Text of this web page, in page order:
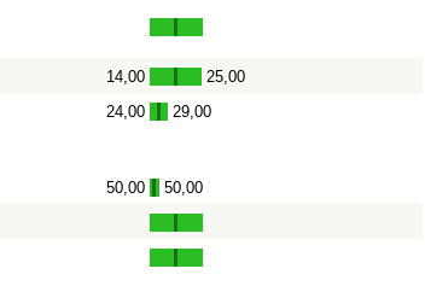
14,00 - 25,00
24,00 - 29,00
50,00 - 50,00